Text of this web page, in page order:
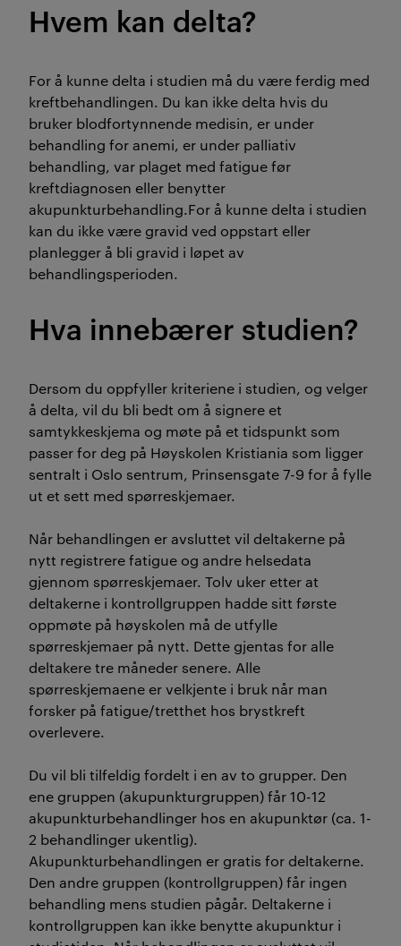
Hvem kan delta?
For å kunne delta i studien må du være ferdig med
kreftbehandlingen. Du kan ikke delta hvis du
bruker blodfortynnende medisin, er under
behandling for anemi, er under palliativ
behandling, var plaget med fatigue før
kreftdiagnosen eller benytter
akupunkturbehandling.For å kunne delta i studien
kan du ikke være gravid ved oppstart eller
planlegger å bli gravid i løpet av
behandlingsperioden.
Hva innebærer studien?
Dersom du oppfyller kriteriene i studien, og velger
å delta, vil du bli bedt om å signere et
samtykkeskjema og møte på et tidspunkt som
passer for deg på Høyskolen Kristiania som ligger
sentralt i Oslo sentrum, Prinsensgate 7-9 for å fylle
ut et sett med spørreskjemaer.
Når behandlingen er avsluttet vil deltakerne på
nytt registrere fatigue og andre helsedata
gjennom spørreskjemaer. Tolv uker etter at
deltakerne i kontrollgruppen hadde sitt første
oppmøte på høyskolen må de utfylle
spørreskjemaer på nytt. Dette gjentas for alle
deltakere tre måneder senere. Alle
spørreskjemaene er velkjente i bruk når man
forsker på fatigue/tretthet hos brystkreft
overlevere.
Du vil bli tilfeldig fordelt i en av to grupper. Den
ene gruppen (akupunkturgruppen) får 10-12
akupunkturbehandlinger hos en akupunktør (ca. 1-
2 behandlinger ukentlig).
Akupunkturbehandlingen er gratis for deltakerne.
Den andre gruppen (kontrollgruppen) får ingen
behandling mens studien pågår. Deltakerne i
kontrollgruppen kan ikke benytte akupunktur i